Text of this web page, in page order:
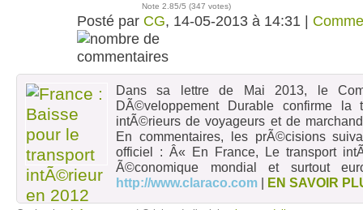
Note 2.85/5 (347 votes)
Posté par CG, 14-05-2013 à 14:31 |
Dans sa lettre de Mai 2013, le
DÃ©veloppement Durable confirme la
intÃ©rieurs de voyageurs et de
En commentaires, les prÃ©cisions
officiel : Â« En France, Le transport
Ã©conomique mondial et surtout
http://www.claraco.com | EN SAVOIR